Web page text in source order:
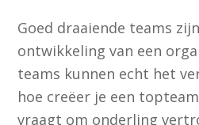
Goed draaiende teams
ontwikkeling van een
teams kunnen echt het
hoe creëer je een
vraagt om onderling